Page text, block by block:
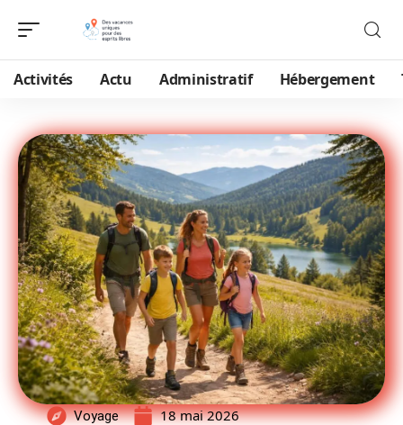
Activités Actu Administratif Hébergement
Voyage 18 mai 2026